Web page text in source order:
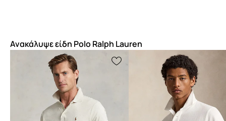
Ανακάλυψε είδη Polo Ralph Lauren